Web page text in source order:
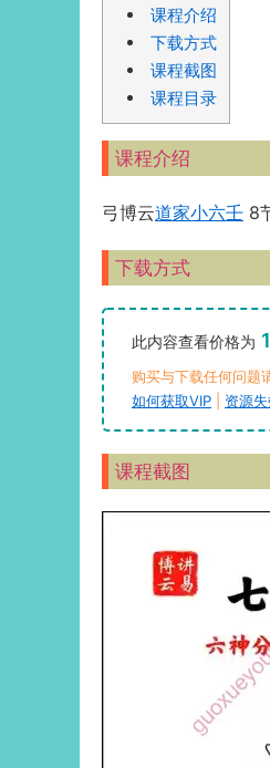
课程介绍
下载方式
课程截图
课程目录
课程介绍
弓博云道家小六壬 8
下载方式
此内容查看价格为
购买与下载任何问
如何获取VIP
资源
课程截图